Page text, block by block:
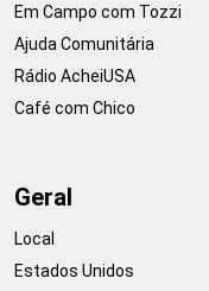
Em Campo com Tozzi
Ajuda Comunitária
Rádio AcheiUSA
Café com Chico
Geral
Local
Estados Unidos